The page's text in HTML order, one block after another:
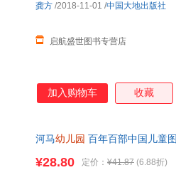
启航盛世图书专营店
龚方 /2018-11-01 /中国大地出版社
加入购物车 收藏
河马幼儿园 百年百部中国儿童
¥28.80 定价： ¥41.87 (6.88折)